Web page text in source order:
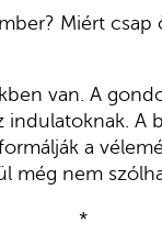
Miért csap
van. A
A
a
még nem
*